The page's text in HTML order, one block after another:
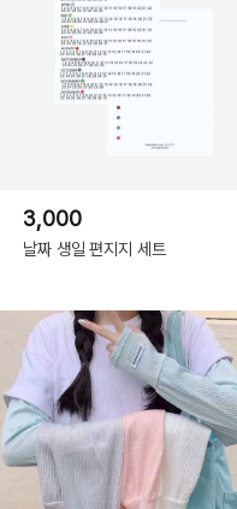
3,000
날짜 생일 편지지 세트